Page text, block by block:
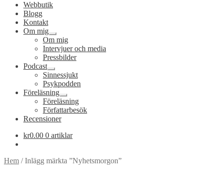
Webbutik
Blogg
Kontakt
Om mig
Expandera
undermeny
Om mig
Intervjuer och media
Pressbilder
Podcast
Expandera
undermeny
Sinnessjukt
Psykpodden
Föreläsning
Expandera
undermeny
Föreläsning
Författarbesök
Recensioner
kr0.00 0 artiklar
Hem /Inlägg märkta ”Nyhetsmorgon”